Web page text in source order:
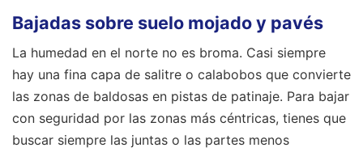
Bajadas sobre suelo mojado y pavés
La humedad en el norte no es broma. Casi siempre
hay una fina capa de salitre o calabobos que convierte
las zonas de baldosas en pistas de patinaje. Para bajar
con seguridad por las zonas más céntricas, tienes que
buscar siempre las juntas o las partes menos